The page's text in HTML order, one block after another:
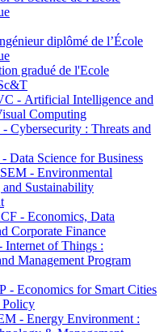
diplômé de l’École
gradué de l'Ecole
- Artificial Intelligence and
Computing
Cybersecurity : Threats and
Data Science for Business
- Environmental
Sustainability
- Economics, Data
Corporate Finance
of Things :
Management Program
- Economics for Smart Cities
Policy
- Energy Environment :